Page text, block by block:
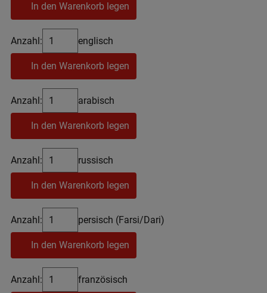
In den Warenkorb legen
Anzahl: englisch
In den Warenkorb legen
Anzahl: arabisch
In den Warenkorb legen
Anzahl: russisch
In den Warenkorb legen
Anzahl: persisch (Farsi/Dari)
In den Warenkorb legen
Anzahl: französisch